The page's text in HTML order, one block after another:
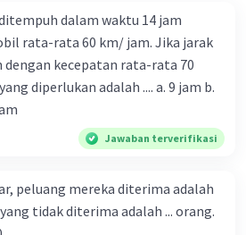
dalam waktu 14 jam
rata-rata 60 km/ jam. Jika jarak
kecepatan rata-rata 70
adalah .... a. 9 jam b.
18 jam
Jawaban terverifikasi
peluang mereka diterima adalah
tidak diterima adalah ... orang.